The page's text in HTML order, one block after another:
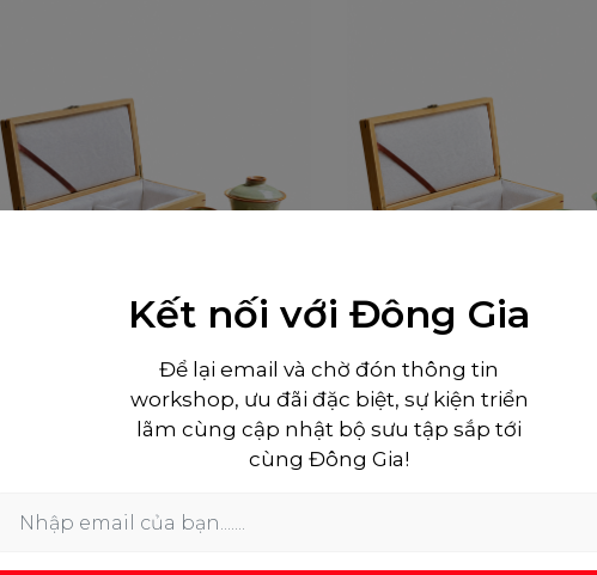
Bộ QT hộp tre khải trà -
Bộ QT hộp tre khải
Kết nối với Đông Gia
Để lại email và chờ đón thông tin
workshop, ưu đãi đặc biệt, sự kiện triển
lãm cùng cập nhật bộ sưu tập sắp tới
cùng Đông Gia!